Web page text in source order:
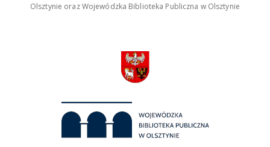
Olsztynie oraz Wojewódzka Biblioteka Publiczna w Olsztynie